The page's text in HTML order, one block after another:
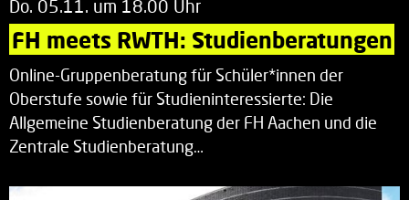
Do. 05.11. um 18.00 Uhr
FH meets RWTH: Studienberatungen
Online-Gruppenberatung für Schüler*innen der
Oberstufe sowie für Studieninteressierte: Die
Allgemeine Studienberatung der FH Aachen und die
Zentrale Studienberatung…